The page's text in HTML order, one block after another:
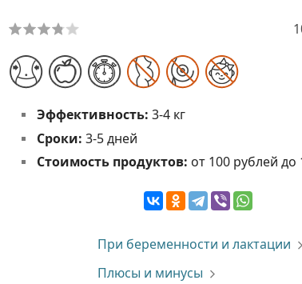
Эффективность: 3-4 кг
Сроки: 3-5 дней
Стоимость продуктов: от 100 рублей до
При беременности и лактации
Плюсы и минусы